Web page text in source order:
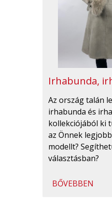
Irhabunda,
Az ország talán
irhabunda és
kollekciójából ki
az Önnek
modellt?
választásban?
BŐVEBBEN